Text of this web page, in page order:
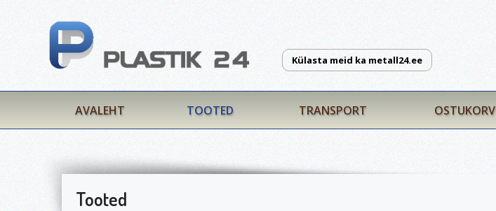
Külasta meid ka metall24.ee
AVALEHT TOOTED TRANSPORT OSTUKORV
Tooted